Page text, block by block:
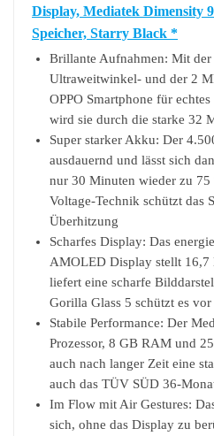
Display, Mediatek Dimensity
Speicher, Starry Black *
Brillante Aufnahmen: Mit
Ultraweitwinkel- und der 2
OPPO Smartphone für
wird sie durch die starke 32
Super starker Akku: Der
ausdauernd und lässt sich
nur 30 Minuten wieder zu
Voltage-Technik schützt das
Überhitzung
Scharfes Display: Das
AMOLED Display stellt 16,7
liefert eine scharfe
Gorilla Glass 5 schützt es
Stabile Performance: Der
Prozessor, 8 GB RAM und
auch nach langer Zeit eine
auch das TÜV SÜD 36-
Im Flow mit Air Gestures:
sich, ohne das Display zu